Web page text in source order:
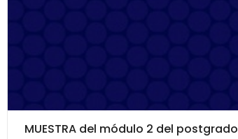
MUESTRA del módulo 2 del postgrado